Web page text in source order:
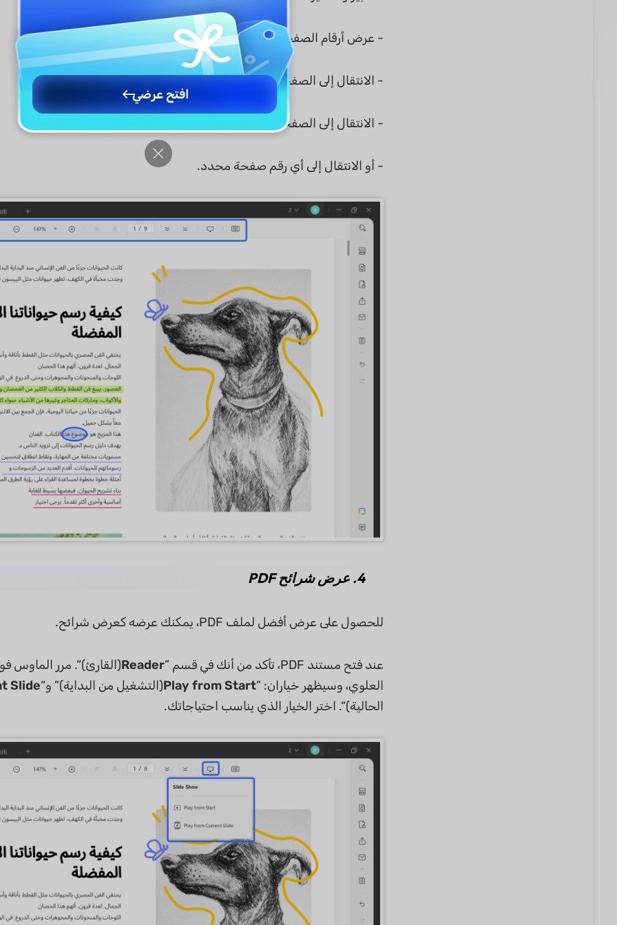
- عرض أرقام الصفحات الإجمالية ورقم الصفحة الحالية.
- الانتقال إلى الصفحة الأولى من الملف.
- الانتقال إلى الصفحة الأخيرة من الملف.
- أو الانتقال إلى أي رقم صفحة محدد.
4. عرض شرائح PDF
للحصول على عرض أفضل لملف PDF، يمكنك عرضه كعرض شرائح.
عند فتح مستند PDF، تأكد من أنك في قسم ” Reader(القارئ)“. مرر الماوس
العلوي، وسيظهر خياران: ”Play from Start(التشغيل من البداية)” و“Slide
الحالية)“. اختر الخيار الذي يناسب احتياجاتك.
افتح عرضي